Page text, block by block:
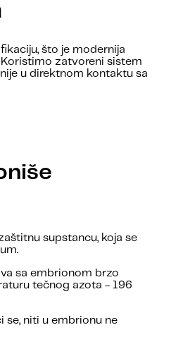
što je modernija
zatvoreni sistem
u direktnom kontaktu sa
supstancu, koja se
sa embrionom brzo
tečnog azota - 196
se, niti u embrionu ne